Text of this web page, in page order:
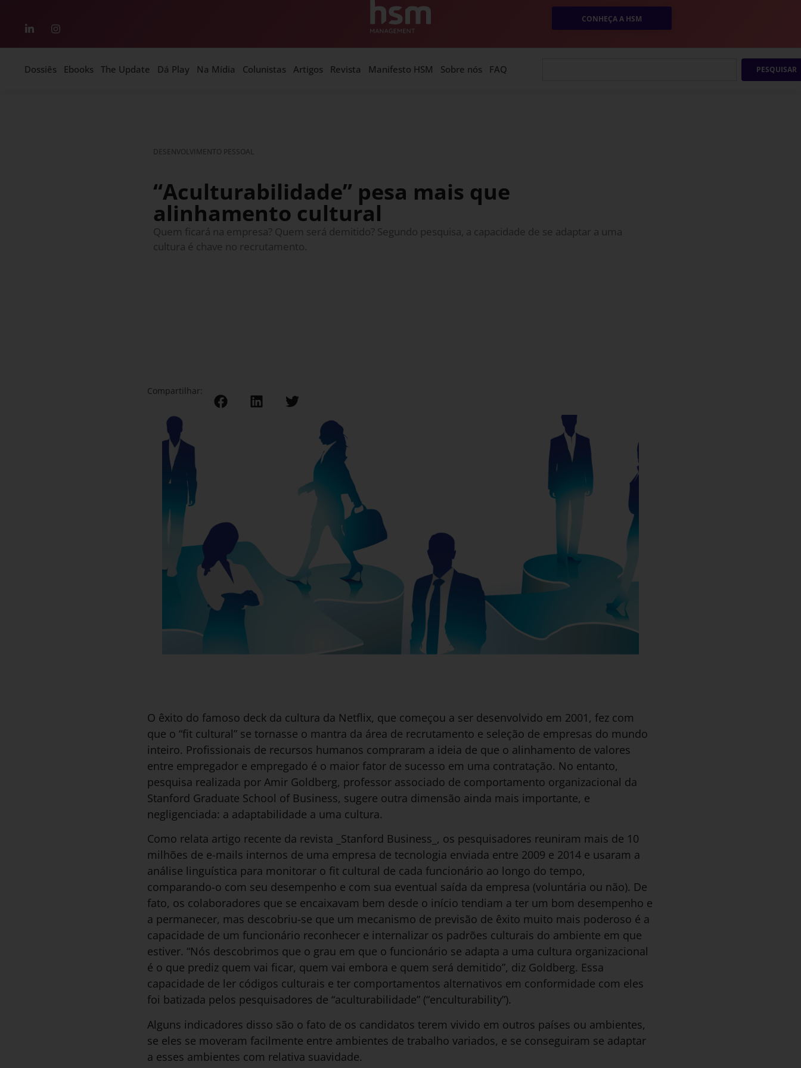
CONHEÇA A HSM
Dossiês Ebooks The Update Dá Play Na Mídia Colunistas Artigos Revista Manifesto HSM Sobre nós FAQ PESQUISAR
DESENVOLVIMENTO PESSOAL
“Aculturabilidade” pesa mais que
alinhamento cultural
Quem ficará na empresa? Quem será demitido? Segundo pesquisa, a capacidade de se adaptar a uma
cultura é chave no recrutamento.
Compartilhar:
O êxito do famoso deck da cultura da Netflix, que começou a ser desenvolvido em 2001, fez com
que o “fit cultural” se tornasse o mantra da área de recrutamento e seleção de empresas do mundo
inteiro. Profissionais de recursos humanos compraram a ideia de que o alinhamento de valores
entre empregador e empregado é o maior fator de sucesso em uma contratação. No entanto,
pesquisa realizada por Amir Goldberg, professor associado de comportamento organizacional da
Stanford Graduate School of Business, sugere outra dimensão ainda mais importante, e
negligenciada: a adaptabilidade a uma cultura.
Como relata artigo recente da revista _Stanford Business_, os pesquisadores reuniram mais de 10
milhões de e-mails internos de uma empresa de tecnologia enviada entre 2009 e 2014 e usaram a
análise linguística para monitorar o fit cultural de cada funcionário ao longo do tempo,
comparando-o com seu desempenho e com sua eventual saída da empresa (voluntária ou não). De
fato, os colaboradores que se encaixavam bem desde o início tendiam a ter um bom desempenho e
a permanecer, mas descobriu-se que um mecanismo de previsão de êxito muito mais poderoso é a
capacidade de um funcionário reconhecer e internalizar os padrões culturais do ambiente em que
estiver. “Nós descobrimos que o grau em que o funcionário se adapta a uma cultura organizacional
é o que prediz quem vai ficar, quem vai embora e quem será demitido”, diz Goldberg. Essa
capacidade de ler códigos culturais e ter comportamentos alternativos em conformidade com eles
foi batizada pelos pesquisadores de “aculturabilidade” (“enculturability”).
Alguns indicadores disso são o fato de os candidatos terem vivido em outros países ou ambientes,
se eles se moveram facilmente entre ambientes de trabalho variados, e se conseguiram se adaptar
a esses ambientes com relativa suavidade.